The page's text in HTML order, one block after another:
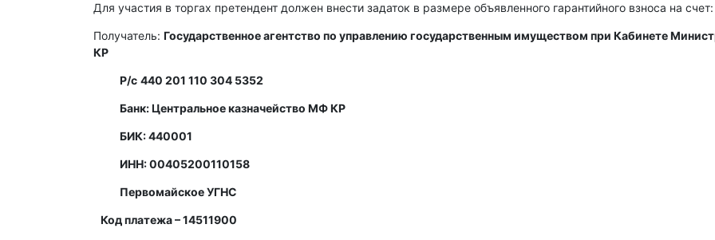
Для участия в торгах претендент должен внести задаток в размере объявленного гарантийного взноса на счет:
Получатель: Государственное агентство по управлению государственным имуществом при Кабинете
КР
Р/с 440 201 110 304 5352
Банк: Центральное казначейство МФ КР
БИК: 440001
ИНН: 00405200110158
Первомайское УГНС
Код платежа – 14511900